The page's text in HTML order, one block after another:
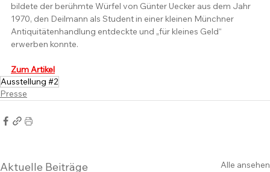
bildete der berühmte Würfel von Günter Uecker aus dem Jahr
1970, den Deilmann als Student in einer kleinen Münchner
Antiquitätenhandlung entdeckte und „für kleines Geld“
erwerben konnte.
Zum Artikel
Ausstellung #2
Presse
Aktuelle Beiträge Alle ansehen